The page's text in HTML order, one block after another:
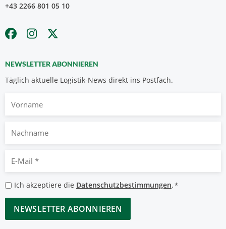
+43 2266 801 05 10
NEWSLETTER ABONNIEREN
Täglich aktuelle Logistik-News direkt ins Postfach.
Nachname
Mail
*
Datenschutzbestimmungen
*
Ich akzeptiere die Datenschutzbestimmungen.*
CAPTCHA